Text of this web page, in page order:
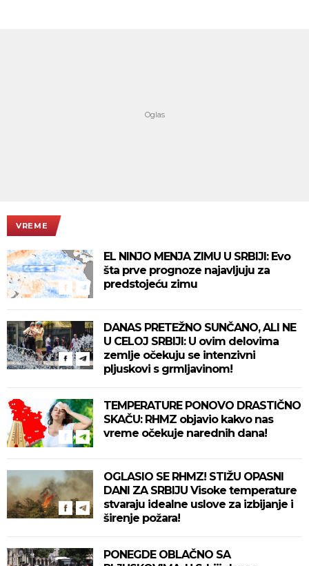
VREME
EL NINJO MENJA ZIMU U SRBIJI: Evo
šta prve prognoze najavljuju za
predstojeću zimu
DANAS PRETEŽNO SUNČANO, ALI NE
U CELOJ SRBIJI: U ovim delovima
zemlje očekuju se intenzivni
pljuskovi s grmljavinom!
TEMPERATURE PONOVO DRASTIČNO
SKAČU: RHMZ objavio kakvo nas
vreme očekuje narednih dana!
OGLASIO SE RHMZ! STIŽU OPASNI
DANI ZA SRBIJU Visoke temperature
stvaraju idealne uslove za izbijanje i
širenje požara!
PONEGDE OBLAČNO SA